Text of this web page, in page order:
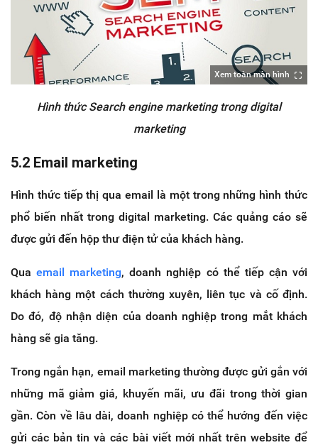
Xem toàn màn hình
Hình thức Search engine marketing trong digital
marketing
5.2 Email marketing
Hình thức tiếp thị qua email là một trong những hình thức
phổ biến nhất trong digital marketing. Các quảng cáo sẽ
được gửi đến hộp thư điện tử của khách hàng.
Quaemail marketing, doanh nghiệp có thể tiếp cận với
khách hàng một cách thường xuyên, liên tục và cố định.
Do đó, độ nhận diện của doanh nghiệp trong mắt khách
hàng sẽ gia tăng.
Trong ngắn hạn, email marketing thường được gửi gắn với
những mã giảm giá, khuyến mãi, ưu đãi trong thời gian
gần. Còn về lâu dài, doanh nghiệp có thể hướng đến việc
gửi các bản tin và các bài viết mới nhất trên website để